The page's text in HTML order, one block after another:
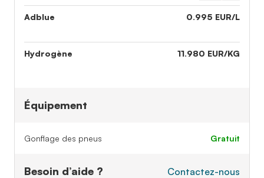
Adblue 0.995 EUR/L
Hydrogène 11.980 EUR/KG
Équipement
Gonflage des pneus gratuit
Besoin d’aide ? Contactez-nous